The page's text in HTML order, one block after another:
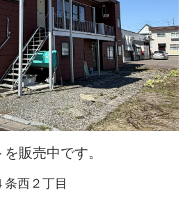
販売中です。
西２丁目